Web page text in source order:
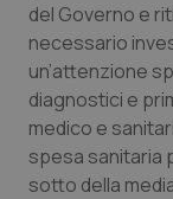
Toscana
Umbria
Valle
Obesità
del Governo e
necessario
un’attenzione
diagnostici e
medico e
spesa sanitaria
sotto della